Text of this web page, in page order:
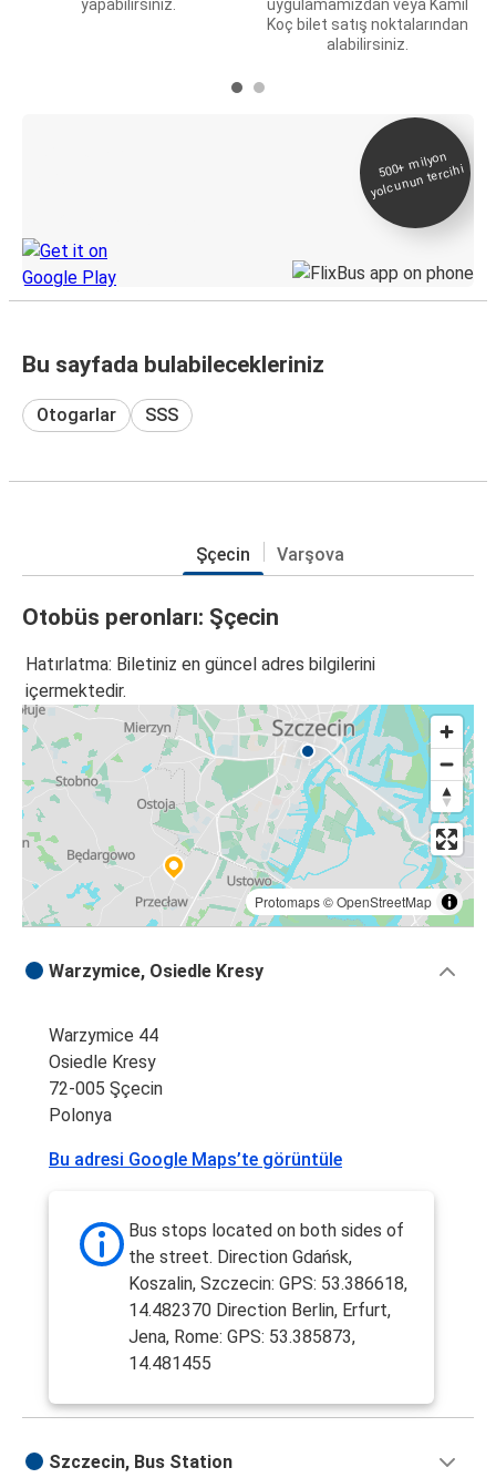
yapabilirsiniz.
uygulamamızdan veya Kamil
Koç bilet satış noktalarından
alabilirsiniz.
500+
milyon
yolcunun tercihi
Bu sayfada bulabilecekleriniz
Otogarlar SSS
Şçecin Varşova
Otobüs peronları: Şçecin
Hatırlatma: Biletiniz en güncel adres bilgilerini
içermektedir.
Protomaps©OpenStreetMap
Warzymice, Osiedle Kresy
Warzymice 44
Osiedle Kresy
72-005 Şçecin
Polonya
Bu adresi Google Maps’te görüntüle
Bus stops located on both sides of
the street. Direction Gdańsk,
Koszalin, Szczecin: GPS: 53.386618,
14.482370 Direction Berlin, Erfurt,
Jena, Rome: GPS: 53.385873,
14.481455
Szczecin, Bus Station